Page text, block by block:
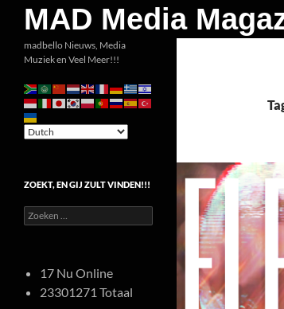
inhoud
MAD Media
Zoeken
madbello Nieuws, Media
Muziek en Veel Meer!!!
ZOEKT, EN GIJ ZULT VINDEN!!!
Zoeken
naar:
17 Nu Online
23301271 Totaal